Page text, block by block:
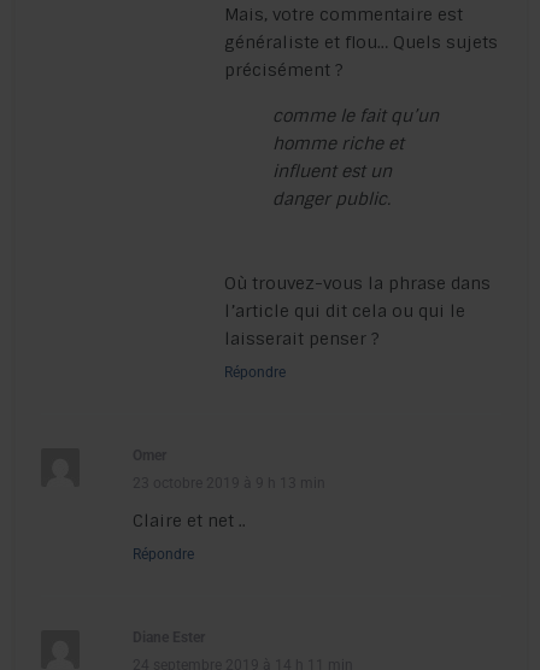
Mais, votre commentaire est
généraliste et flou… Quels sujets
précisément ?
comme le fait qu’un
homme riche et
influent est un
danger public.
Où trouvez-vous la phrase dans
l’article qui dit cela ou qui le
laisserait penser ?
Répondre
Claire et net ..
Répondre